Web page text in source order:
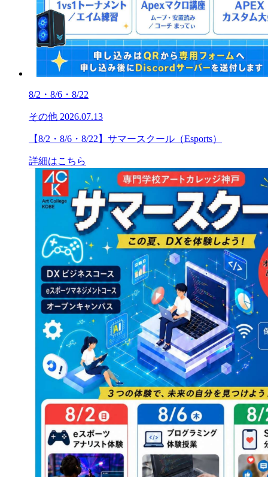
8/2・8/6・8/22
その他 2026.07.13
【8/2・8/6・8/22】サマースクール（Esports）
詳細はこちら